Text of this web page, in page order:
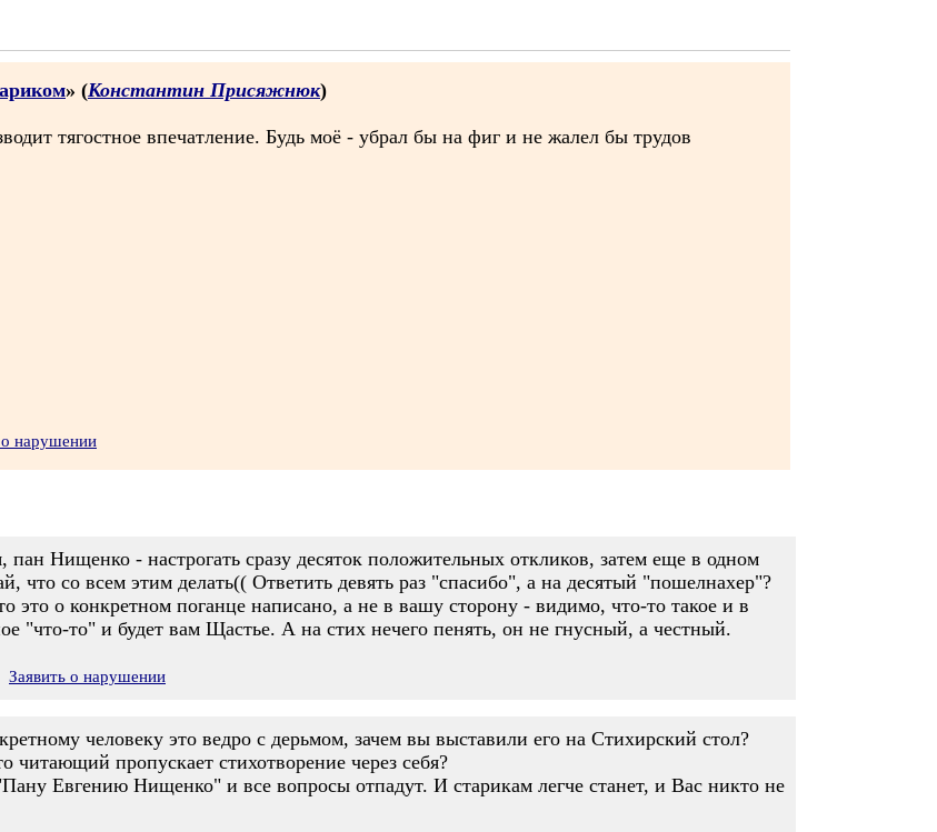
» (Константин Присяжнюк)
тягостное впечатление. Будь моё - убрал бы на фиг и не жалел бы трудов
о нарушении
пан Нищенко - настрогать сразу десяток положительных откликов, затем еще в одном
что со всем этим делать(( Ответить девять раз "спасибо", а на десятый "пошелнахер"?
это о конкретном поганце написано, а не в вашу сторону - видимо, что-то такое и в
"что-то" и будет вам Щастье. А на стих нечего пенять, он не гнусный, а честный.
Заявить о нарушении
человеку это ведро с дерьмом, зачем вы выставили его на Стихирский стол?
пропускает стихотворение через себя?
Евгению Нищенко" и все вопросы отпадут. И старикам легче станет, и Вас никто не